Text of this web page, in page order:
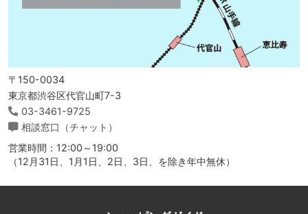
〒150-0034
東京都渋谷区代官山町7-3
03-3461-9725
相談窓口（チャット）
営業時間：12:00～19:00
（12月31日、1月1日、2日、3日、を除き年中無休）